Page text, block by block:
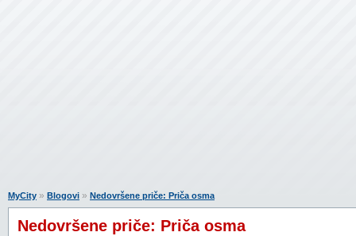
MyCity » Blogovi » Nedovršene priče: Priča osma
Nedovršene priče: Priča osma